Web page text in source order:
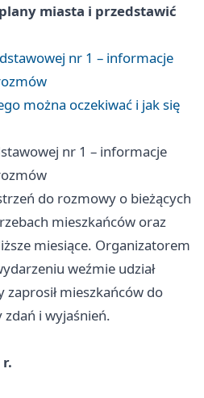
miasta i przedstawić
nr 1 – informacje
można oczekiwać i jak się
nr 1 – informacje
do rozmowy o bieżących
mieszkańców oraz
miesiące. Organizatorem
weźmie udział
mieszkańców do
i wyjaśnień.